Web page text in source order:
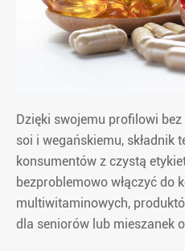
Dzięki swojemu profilowi bez
soi i wegańskiemu, składnik
konsumentów z czystą
bezproblemowo włączyć do
multiwitaminowych,
dla seniorów lub mieszanek